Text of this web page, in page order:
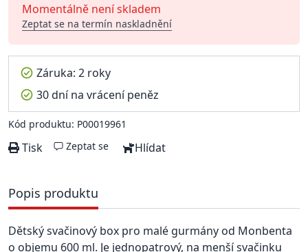
Momentálně není skladem
Zeptat se na termín naskladnění
Záruka: 2 roky
30 dní na vrácení peněz
Kód produktu: P00019961
Tisk Zeptat se Hlídat
Popis produktu
Dětský svačinový box pro malé gurmány od Monbenta
o objemu 600 ml. Je jednopatrový, na menší svačinku